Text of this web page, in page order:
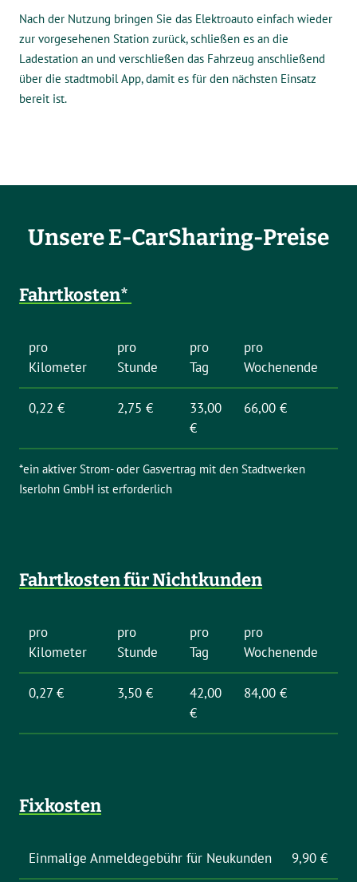
Nach der Nutzung bringen Sie das Elektroauto einfach wieder
zur vorgesehenen Station zurück, schließen es an die
Ladestation an und verschließen das Fahrzeug anschließend
über die stadtmobil App, damit es für den nächsten Einsatz
bereit ist.
Unsere E-CarSharing-Preise
Fahrtkosten*
pro
Kilometer
pro
Stunde
pro
Tag
pro
Wochenende
0,22 € 2,75 €
33,00
€
66,00 €
*ein aktiver Strom- oder Gasvertrag mit den Stadtwerken
Iserlohn GmbH ist erforderlich
Fahrtkosten für Nichtkunden
pro
Kilometer
pro
Stunde
pro
Tag
pro
Wochenende
0,27 € 3,50 €
42,00
€
84,00 €
Fixkosten
Einmalige Anmeldegebühr für Neukunden 9,90 €